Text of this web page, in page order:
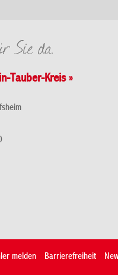
Tauber-Kreis »
melden Barrierefreiheit